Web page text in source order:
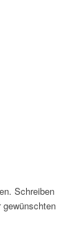
Schreiben